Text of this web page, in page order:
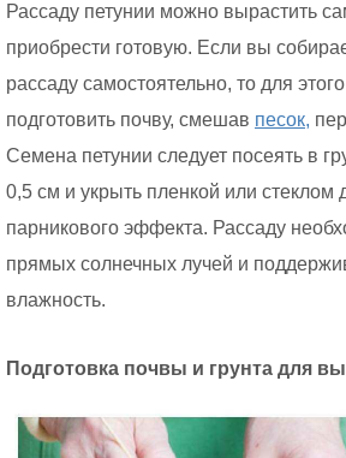
Рассаду петунии можно вырастить
приобрести готовую. Если вы
рассаду самостоятельно, то для
подготовить почву, смешав песок,
Семена петунии следует посеять в
0,5 см и укрыть пленкой или стеклом
парникового эффекта. Рассаду
прямых солнечных лучей и
влажность.
Подготовка почвы и грунта для